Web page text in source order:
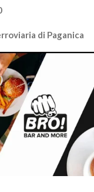
di Paganica